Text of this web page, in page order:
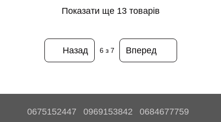
Показати ще 13 товарів
Назад 6з 7 Вперед
0675152447 0969153842
0684677759